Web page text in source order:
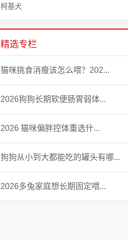
柯基犬
精选专栏
猫咪挑食消瘦该怎么喂？202...
2026狗狗长期软便肠胃弱体...
2026 猫咪偏胖控体重选什...
狗狗从小到大都能吃的罐头有哪...
2026多兔家庭想长期固定喂...